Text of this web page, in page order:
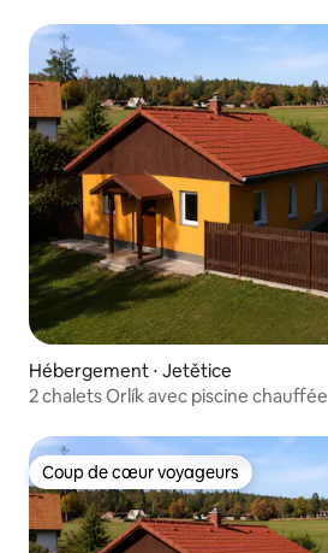
Hébergement ⋅ Jetětice
2 chalets Orlík avec piscine chauffée
Coup de cœur voyageurs
Coup de cœur voyageurs